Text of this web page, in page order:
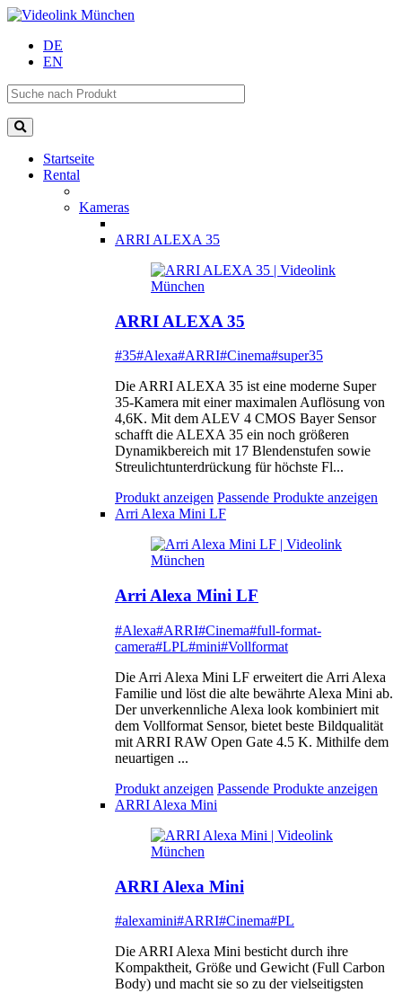
DE
EN
Startseite
Rental
Kameras
ARRI ALEXA 35
ARRI ALEXA 35
#35#Alexa#ARRI#Cinema#super35
Die ARRI ALEXA 35 ist eine moderne Super
35-Kamera mit einer maximalen Auflösung von
4,6K. Mit dem ALEV 4 CMOS Bayer Sensor
schafft die ALEXA 35 ein noch größeren
Dynamikbereich mit 17 Blendenstufen sowie
Streulichtunterdrückung für höchste Fl...
Produkt anzeigen Passende Produkte anzeigen
Arri Alexa Mini LF
Arri Alexa Mini LF
#Alexa#ARRI#Cinema#full-format-
camera#LPL#mini#Vollformat
Die Arri Alexa Mini LF erweitert die Arri Alexa
Familie und löst die alte bewährte Alexa Mini ab.
Der unverkennliche Alexa look kombiniert mit
dem Vollformat Sensor, bietet beste Bildqualität
mit ARRI RAW Open Gate 4.5 K. Mithilfe dem
neuartigen ...
Produkt anzeigen Passende Produkte anzeigen
ARRI Alexa Mini
ARRI Alexa Mini
#alexamini#ARRI#Cinema#PL
Die ARRI Alexa Mini besticht durch ihre
Kompaktheit, Größe und Gewicht (Full Carbon
Body) und macht sie so zu der vielseitigsten